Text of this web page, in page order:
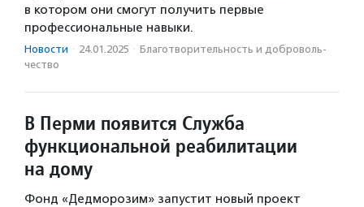
в котором они смогут получить первые
профессиональные навыки.
Новости · 24.01.2025 · Благотвори­тель­ность и доброволь­
чест­во
В Перми появится Служба
функциональной реабилитации
на дому
Фонд «Дедморозим» запустит новый проект